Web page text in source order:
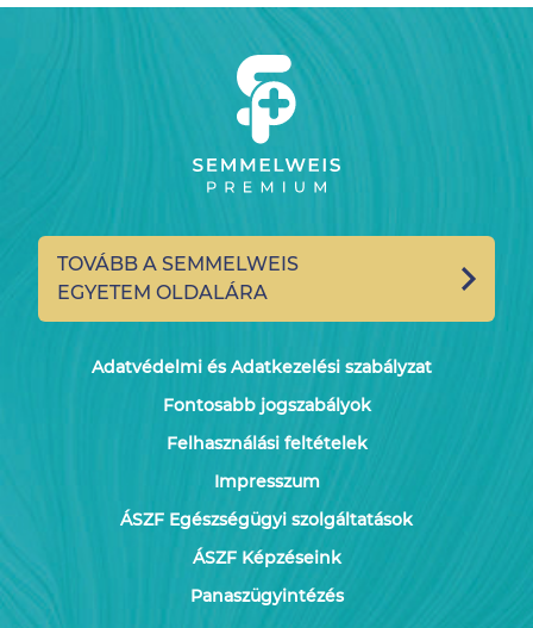
TOVÁBB A SEMMELWEIS
EGYETEM OLDALÁRA
Adatvédelmi és Adatkezelési szabályzat
Fontosabb jogszabályok
Felhasználási feltételek
Impresszum
ÁSZF Egészségügyi szolgáltatások
ÁSZF Képzéseink
Panaszügyintézés